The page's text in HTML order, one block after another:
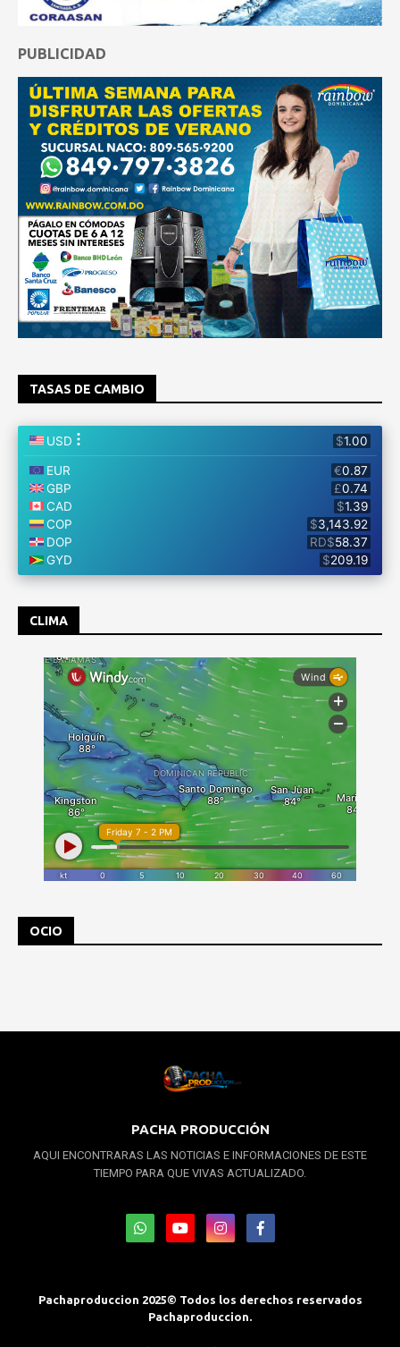
PUBLICIDAD
TASAS DE CAMBIO
CLIMA
OCIO
PACHA PRODUCCIÓN
AQUI ENCONTRARAS LAS NOTICIAS E INFORMACIONES DE ESTE
TIEMPO PARA QUE VIVAS ACTUALIZADO.
Pachaproduccion 2025© Todos los derechos reservados
Pachaproduccion.